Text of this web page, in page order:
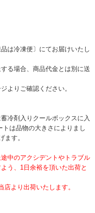
は冷凍便〕にてお届けいたし
る場合、商品代金とは別に送
よりご確認ください。
冷剤入りクールボックスに入
は品物の大きさによりまし
ます。
中のアクシデントやトラブル
う、1日余裕を頂いた出荷と
より出荷いたします。